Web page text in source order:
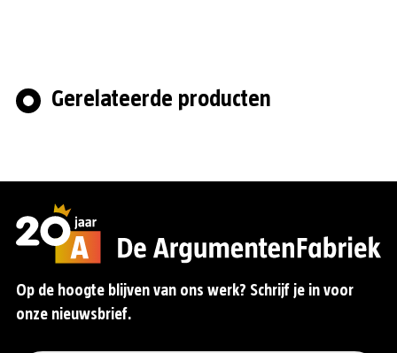
Gerelateerde producten
Op de hoogte blijven van ons werk? Schrijf je in voor
onze nieuwsbrief.